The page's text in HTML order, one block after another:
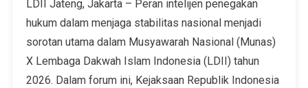
LDII Jateng, Jakarta – Peran intelijen penegakan
hukum dalam menjaga stabilitas nasional menjadi
sorotan utama dalam Musyawarah Nasional (Munas)
X Lembaga Dakwah Islam Indonesia (LDII) tahun
2026. Dalam forum ini, Kejaksaan Republik Indonesia